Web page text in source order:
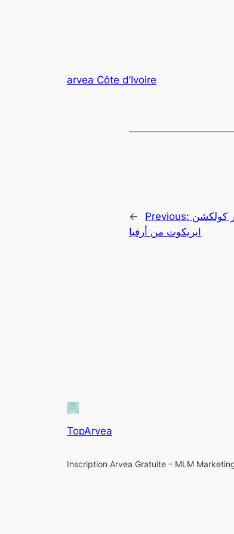
arvea Côte d’Ivoire
← Previous: كولكشن
ابريكوت من أرفيا
TopArvea
Inscription Arvea Gratuite – MLM